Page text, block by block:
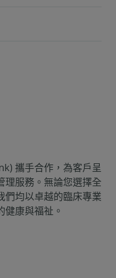
攜手合作，為客戶呈
理服務。無論您選擇全
們均以卓越的臨床專業
康與福祉。